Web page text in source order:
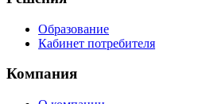
Образование
Кабинет потребителя
Компания